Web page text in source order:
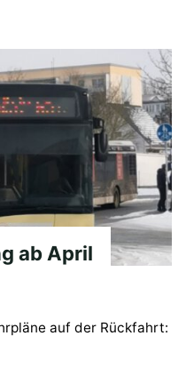
ab April
auf der Rückfahrt: